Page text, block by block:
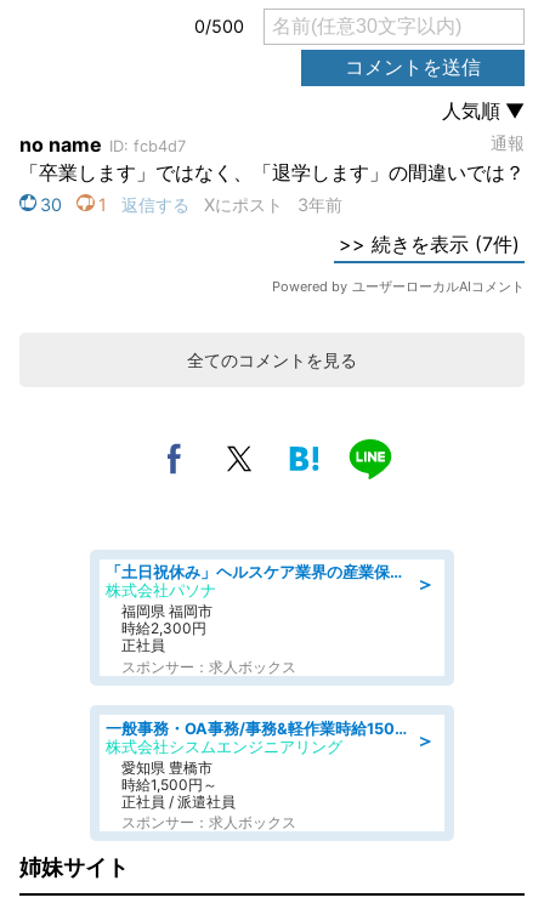
全てのコメントを見る
＞
「土日祝休み」ヘルスケア業界の産業保健師/高時給/未経験OK/要資格:保健師、正看護師
株式会社パソナ
福岡県 福岡市
時給2,300円
正社員
スポンサー：求人ボックス
＞
一般事務・OA事務/事務&軽作業時給1500円土日祝休み各種社保完備
株式会社シスムエンジニアリング
愛知県 豊橋市
時給1,500円～
正社員 / 派遣社員
スポンサー：求人ボックス
姉妹サイト